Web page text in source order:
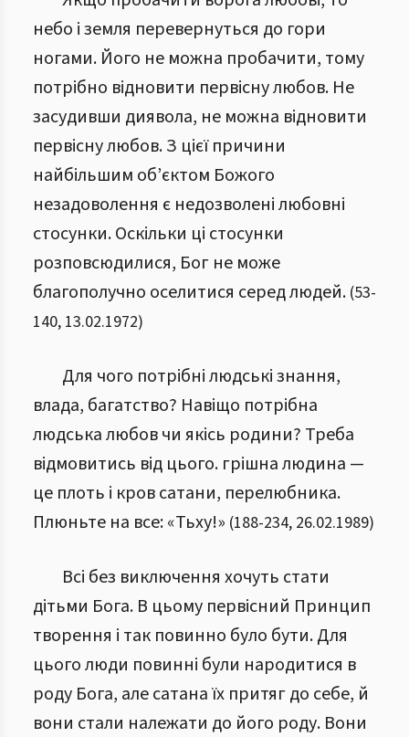
небо і земля перевернуться до гори
ногами. Його не можна пробачити, тому
потрібно відновити первісну любов. Не
засудивши диявола, не можна відновити
первісну любов. З цієї причини
найбільшим об’єктом Божого
незадоволення є недозволені любовні
стосунки. Оскільки ці стосунки
розповсюдилися, Бог не може
благополучно оселитися серед людей. (53-
140, 13.02.1972)
Для чого потрібні людські знання,
влада, багатство? Навіщо потрібна
людська любов чи якісь родини? Треба
відмовитись від цього. грішна людина —
це плоть і кров сатани, перелюбника.
Плюньте на все: «Тьху!» (188-234, 26.02.1989)
Всі без виключення хочуть стати
дітьми Бога. В цьому первісний Принцип
творення і так повинно було бути. Для
цього люди повинні були народитися в
роду Бога, але сатана їх притяг до себе, й
вони стали належати до його роду. Вони